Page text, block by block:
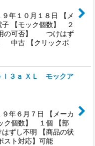
１０月１８日 【メ
【モック個数】 ２
用の可否】 つけはず
中古 【クリックポ
３ａ ＸＬ モックア
６月７日 【メーカ
個数】 １個 【部
ずし不明 【商品の状
ト対応】可能